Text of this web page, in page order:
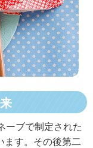
ーブで制定された
ます。その後第二